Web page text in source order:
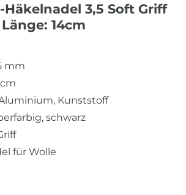
3,5 Soft Griff
14cm
mm
Kunststoff
schwarz
für Wolle